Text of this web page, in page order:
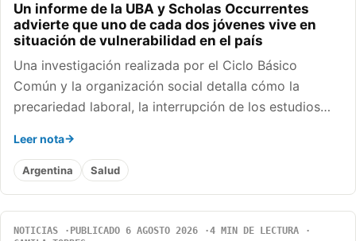
Un informe de la UBA y Scholas Occurrentes
advierte que uno de cada dos jóvenes vive en
situación de vulnerabilidad en el país
Una investigación realizada por el Ciclo Básico
Común y la organización social detalla cómo la
precariedad laboral, la interrupción de los estudios…
Leer nota
Argentina Salud
NOTICIAS PUBLICADO 6 AGOSTO 2026
4 MIN DE LECTURA